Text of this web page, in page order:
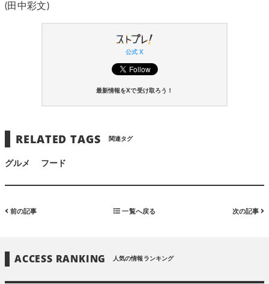
(田中彩文)
公式 X
最新情報をXで受け取ろう！
RELATED TAGS 関連タグ
グルメ フード
前の記事 一覧へ戻る 次の記事
ACCESS RANKING 人気の情報ランキング